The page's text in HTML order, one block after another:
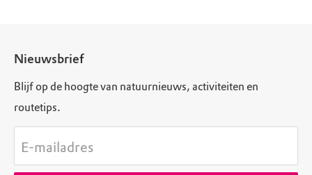
Nieuwsbrief
Blijf op de hoogte van natuurnieuws, activiteiten en
routetips.
E-mailadres